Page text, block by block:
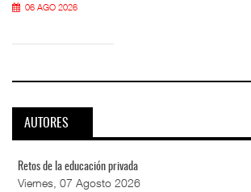
06 AGO 2026
AUTORES
Retos de la educación privada
Viernes, 07 Agosto 2026